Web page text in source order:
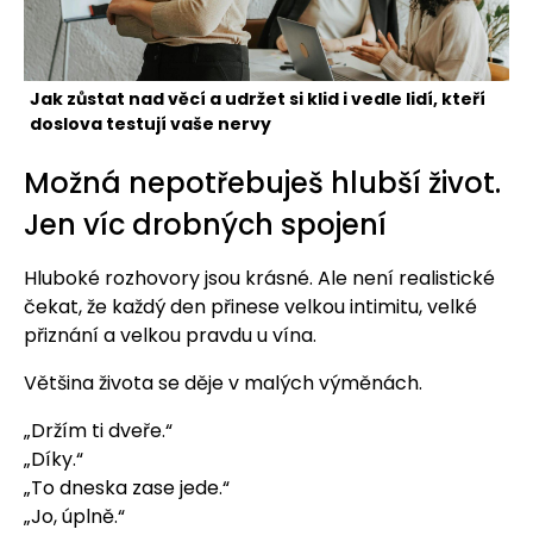
Jak zůstat nad věcí a udržet si klid i vedle lidí, kteří
doslova testují vaše nervy
Možná nepotřebuješ hlubší život.
Jen víc drobných spojení
Hluboké rozhovory jsou krásné. Ale není realistické
čekat, že každý den přinese velkou intimitu, velké
přiznání a velkou pravdu u vína.
Většina života se děje v malých výměnách.
„Držím ti dveře.“
„Díky.“
„To dneska zase jede.“
„Jo, úplně.“